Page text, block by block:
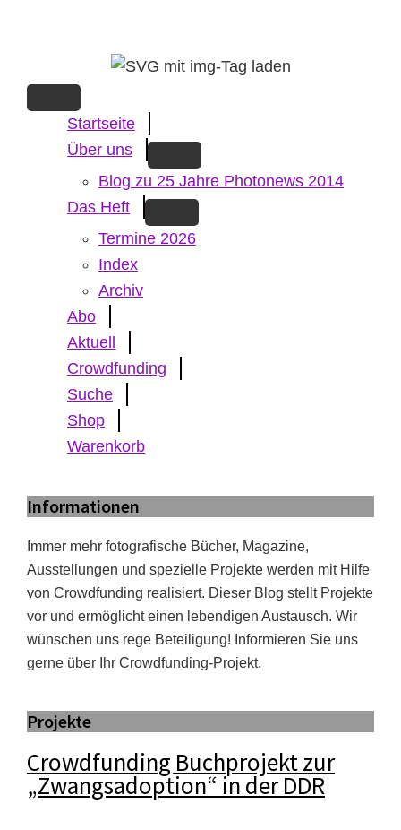
content
Startseite
Über uns
Blog zu 25 Jahre Photonews 2014
Das Heft
Termine 2026
Index
Archiv
Abo
Aktuell
Crowdfunding
Suche
Shop
Warenkorb
Informationen
Immer mehr fotografische Bücher, Magazine,
Ausstellungen und spezielle Projekte werden mit Hilfe
von Crowdfunding realisiert. Dieser Blog stellt Projekte
vor und ermöglicht einen lebendigen Austausch. Wir
wünschen uns rege Beteiligung! Informieren Sie uns
gerne über Ihr Crowdfunding-Projekt.
Projekte
Crowdfunding Buchprojekt zur
„Zwangsadoption“ in der DDR